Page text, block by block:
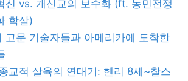
신 vs. 개신교의 보수화 (ft. 농민전쟁
학살)
고문 기술자들과 아메리카에 도착한
교적 살육의 연대기: 헨리 8세~찰스